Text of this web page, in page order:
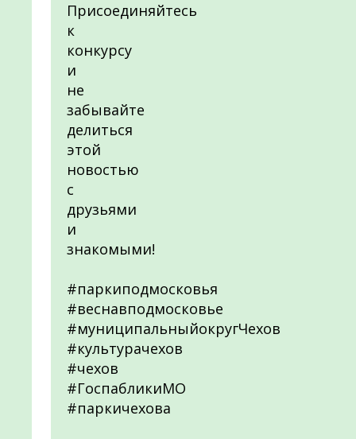
Присоединяйтесь
к
конкурсу
и
не
забывайте
делиться
этой
новостью
с
друзьями
и
знакомыми!
#паркиподмосковья
#веснавподмосковье
#муниципальныйокругЧехов
#культурачехов
#чехов
#ГоспабликиМО
#паркичехова